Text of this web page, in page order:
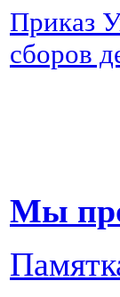
Приказ
сборов
Мы